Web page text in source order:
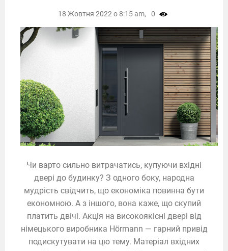
Чи варто сильно витрачатись, купуючи вхідні
двері до будинку? З одного боку, народна
мудрість свідчить, що економіка повинна бути
економною. А з іншого, вона каже, що скупий
платить двічі. Акція на високоякісні двері від
німецького виробника Hörmann — гарний привід
подискутувати на цю тему. Матеріал вхідних
18 Жовтня 2022 о 8:15 am, 0